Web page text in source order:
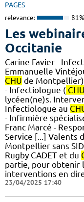
PAGES
relevance: 81%
Les
Occitanie
Carine Favier -
Emmanuelle
CHU de
- Infectiologue ( CHU
lycéen(ne)s.
Infectiologue au
- Infirmière
Franc Marcé -
Service [...] Valents
Montpellier sans
Rugby CADET et du
partie, pour obtenir
interventions en
23/04/2025 17:40